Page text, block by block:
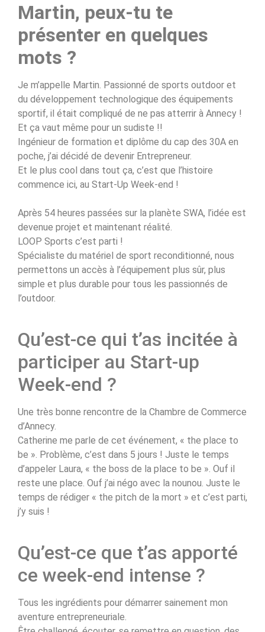
Martin, peux-tu te
présenter en quelques
mots ?
Je m’appelle Martin. Passionné de sports outdoor et
du développement technologique des équipements
sportif, il était compliqué de ne pas atterrir à Annecy !
Et ça vaut même pour un sudiste !!
Ingénieur de formation et diplôme du cap des 30A en
poche, j’ai décidé de devenir Entrepreneur.
Et le plus cool dans tout ça, c’est que l’histoire
commence ici, au Start-Up Week-end !
Après 54 heures passées sur la planète SWA, l’idée est
devenue projet et maintenant réalité.
LOOP Sports c’est parti !
Spécialiste du matériel de sport reconditionné, nous
permettons un accès à l’équipement plus sûr, plus
simple et plus durable pour tous les passionnés de
l’outdoor.
Qu’est-ce qui t’as incitée à
participer au Start-up
Week-end ?
Une très bonne rencontre de la Chambre de Commerce
d’Annecy.
Catherine me parle de cet événement, « the place to
be ». Problème, c’est dans 5 jours ! Juste le temps
d’appeler Laura, « the boss de la place to be ». Ouf il
reste une place. Ouf j’ai négo avec la nounou. Juste le
temps de rédiger « the pitch de la mort » et c’est parti,
j’y suis !
Qu’est-ce que t’as apporté
ce week-end intense ?
Tous les ingrédients pour démarrer sainement mon
aventure entrepreneuriale.